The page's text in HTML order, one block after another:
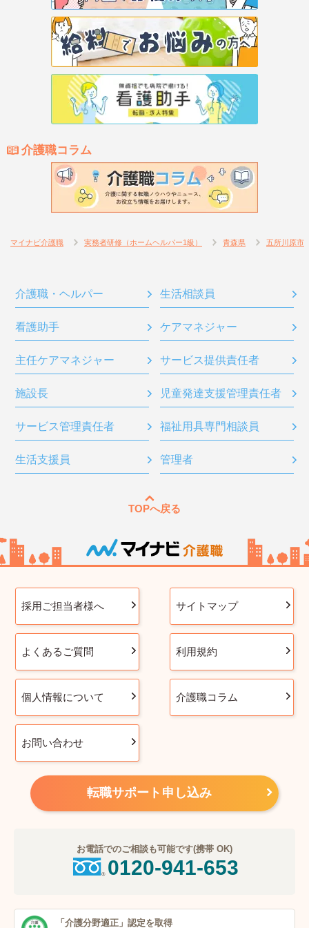
介護職コラム
マイナビ介護職 実務者研修（ホームヘルパー1級） 青森県 五所川原市
介護職・ヘルパー 生活相談員
看護助手 ケアマネジャー
主任ケアマネジャー サービス提供責任者
施設長 児童発達支援管理責任者
サービス管理責任者 福祉用具専門相談員
生活支援員 管理者
TOPへ戻る
採用ご担当者様へ サイトマップ
よくあるご質問 利用規約
個人情報について 介護職コラム
お問い合わせ
転職サポート申し込み
お電話でのご相談も可能です(携帯 OK)
0120-941-653
「介護分野適正」 認定を取得